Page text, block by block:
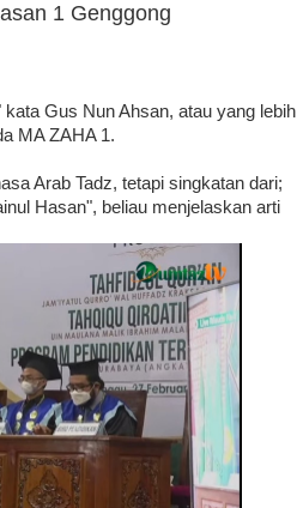
1 Genggong
Gus Nun Ahsan, atau yang lebih
MA ZAHA 1.
Arab Tadz, tetapi singkatan dari;
Hasan", beliau menjelaskan arti